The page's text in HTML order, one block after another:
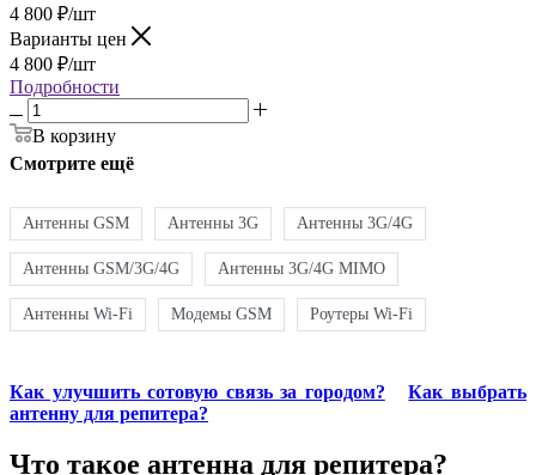
4 800 ₽/шт
Варианты цен
4 800 ₽/шт
Подробности
В корзину
Смотрите ещё
Антенны GSM Антенны 3G Антенны 3G/4G
Антенны GSM/3G/4G Антенны 3G/4G MIMO
Антенны Wi-Fi Модемы GSM Роутеры Wi-Fi
Как улучшить сотовую связь за городом?
Как выбрать
антенну для репитера?
Что такое антенна для репитера?